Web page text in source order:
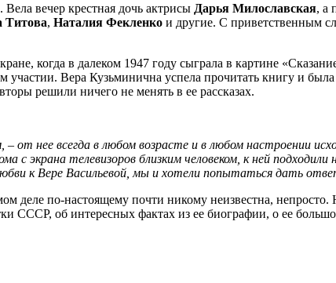
вечер крестная дочь актрисы Дарья Милославская, а
Титова, Наталия Фекленко и другие. С приветственным
когда в далеком 1947 году сыграла в картине
Вера Кузьминична успела прочитать книгу и
решили ничего не менять в ее рассказах.
нее всегда в любом возрасте и в любом настроении
с экрана телевизоров близким человеком, к ней
к Вере Васильевой, мы и хотели попытаться дать
деле по-настоящему почти никому неизвестна,
СССР, об интересных фактах из ее биографии, о ее